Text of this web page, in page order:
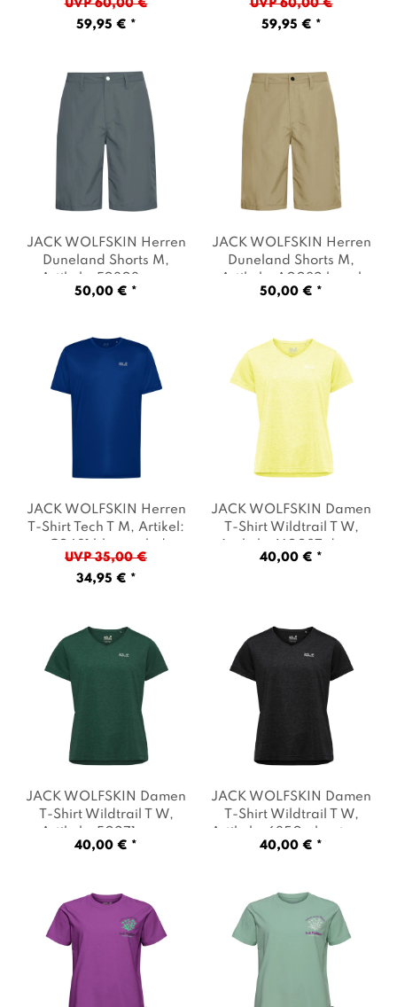
check sago palm, Farbe:
Hellgrün
UVP 60,00 €
59,95 € *
phantom checks, Farbe:
Beige
UVP 60,00 €
59,95 € *
JACK WOLFSKIN Herren
Duneland Shorts M ,
Artikel: -F0303 grey
odessa, Farbe: Grau
50,00 € *
JACK WOLFSKIN Herren
Duneland Shorts M ,
Artikel: -A0082 hazel
wood, Farbe: Beige
50,00 € *
JACK WOLFSKIN Herren
T-Shirt Tech T M , Artikel:
-C0631 blue orchid
Farbe: Blau
UVP 35,00 €
34,95 € *
JACK WOLFSKIN Damen
T-Shirt Wildtrail T W,
Artikel: -M0087 daisy
Farbe: Gelb
40,00 € *
JACK WOLFSKIN Damen
T-Shirt Wildtrail T W,
Artikel: -E0271 sago
palm, Farbe: Grün
40,00 € *
JACK WOLFSKIN Damen
T-Shirt Wildtrail T W,
Artikel: -6350 phantom
Farbe: Schwarz
40,00 € *